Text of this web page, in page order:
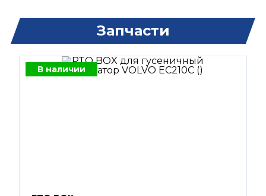
Запчасти
В наличии